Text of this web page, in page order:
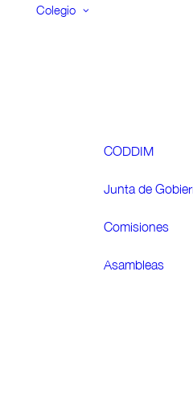
Colegio
CODDIM
Junta de
Comisiones
Asambleas